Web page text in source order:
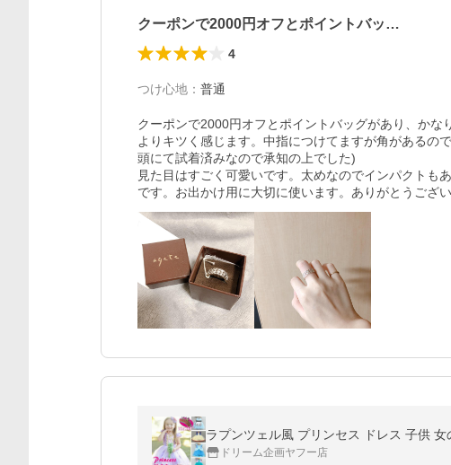
クーポンで2000円オフとポイントバッ…
4
つけ心地 ： 普通
クーポンで2000円オフとポイントバッグがあり、か
よりキツく感じます。中指につけてますが角があるの
頭にて試着済みなので承知の上でした)
見た目はすごく可愛いです。太めなのでインパクトも
です。お出かけ用に大切に使います。ありがとうござい
ドリーム企画ヤフー店